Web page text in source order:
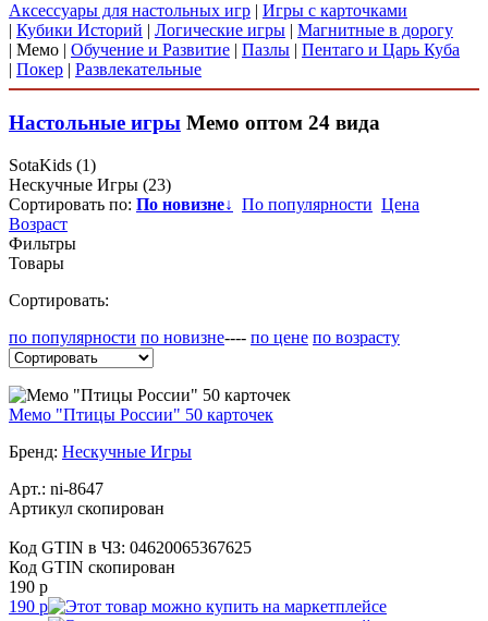
Аксессуары для настольных игр | Игры с карточками
| Кубики Историй | Логические игры | Магнитные в дорогу
| Мемо | Обучение и Развитие | Пазлы | Пентаго и Царь Куба
| Покер | Развлекательные
Настольные игры Мемо оптом 24 вида
SotaKids (1)
Нескучные Игры (23)
Сортировать по: По новизне↓ По популярности Цена
Возраст
Фильтры
Товары
Сортировать:
по популярности по новизне---- по цене по возрасту
Мемо "Птицы России" 50 карточек
Бренд: Нескучные Игры
Арт.: ni-8647
Артикул скопирован
Код GTIN в ЧЗ: 04620065367625
Код GTIN скопирован
190 р
190 р